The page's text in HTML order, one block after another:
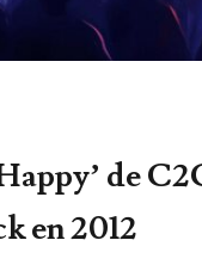
de
en 2012